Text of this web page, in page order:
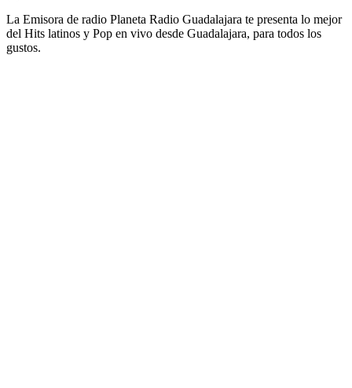
La Emisora de radio Planeta Radio Guadalajara te presenta lo mejor
del Hits latinos y Pop en vivo desde Guadalajara, para todos los
gustos.